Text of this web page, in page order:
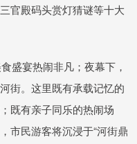
官殿码头赏灯猜谜等十大
盛宴热闹非凡；夜幕下，
街。这里既有承载记忆的
既有亲子同乐的热闹场
市民游客将沉浸于“河街鼎